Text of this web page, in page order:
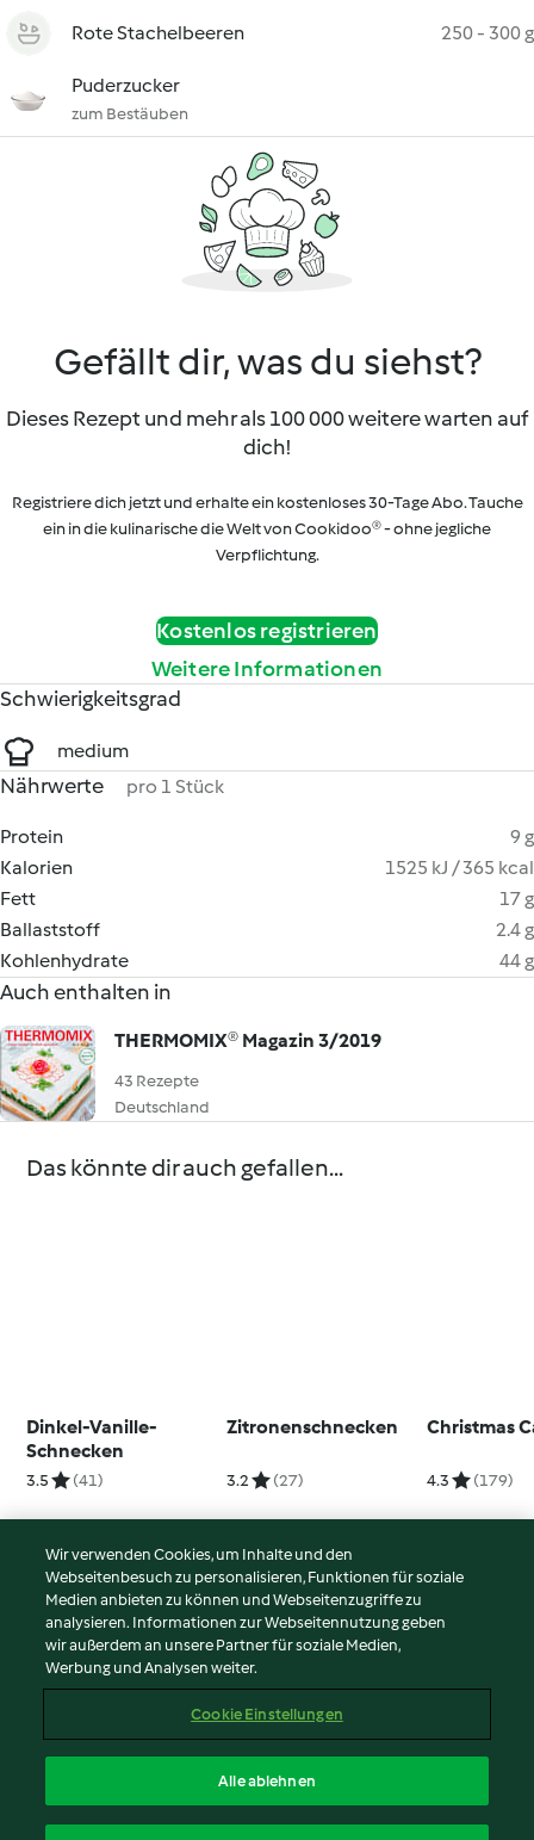
Rote Stachelbeeren 250 - 300 g
Puderzucker
zum Bestäuben
Gefällt dir, was du siehst?
Dieses Rezept und mehr als 100 000 weitere warten auf
dich!
Registriere dich jetzt und erhalte ein kostenloses 30-Tage Abo. Tauche
ein in die kulinarische die Welt von Cookidoo® - ohne jegliche
Verpflichtung.
Kostenlos registrieren
Weitere Informationen
Schwierigkeitsgrad
medium
Nährwerte pro 1 Stück
Protein
9 g
Kalorien
1525 kJ / 365 kcal
Fett
17 g
Ballaststoff
2.4 g
Kohlenhydrate
44 g
Auch enthalten in
THERMOMIX® Magazin 3/2019
43 Rezepte
Deutschland
Das könnte dir auch gefallen...
Dinkel-Vanille-
Schnecken
3.5 (41)
Zitronenschnecken
3.2 (27)
Christmas
4.3 (179)
© Copyright 2026
Nutzungsbedingungen
Datenschutzrichtlinien
Impressum
Inhalt melden
Wir verwenden Cookies, um Inhalte und den
Webseitenbesuch zu personalisieren, Funktionen für soziale
Medien anbieten zu können und Webseitenzugriffe zu
analysieren. Informationen zur Webseitennutzung geben
wir außerdem an unsere Partner für soziale Medien,
Werbung und Analysen weiter.
Cookie Einstellungen
Alle ablehnen